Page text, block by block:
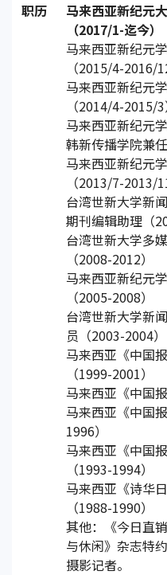
职历
马来西亚新纪元
（2017/1-迄今）
马来西亚新纪元
（2015/4-2016/
马来西亚新纪元
（2014/4-2015/3
马来西亚新纪元
韩新传播学院兼
马来西亚新纪元
（2013/7-2013/
台湾世新大学新
期刊编辑助理（
台湾世新大学多
（2008-2012）
马来西亚新纪元
（2005-2008）
台湾世新大学新
员（2003-2004）
马来西亚《中国
（1999-2001）
马来西亚《中国
马来西亚《中国
1996）
马来西亚《中国
（1993-1994）
马来西亚《诗华
（1988-1990）
其他：《今日直
与休闲》杂志特
摄影记者。